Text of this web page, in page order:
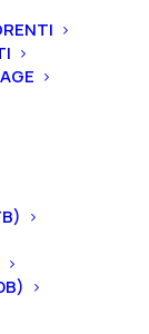
viola
bordi più
profumo
in
qualsiasi
solo